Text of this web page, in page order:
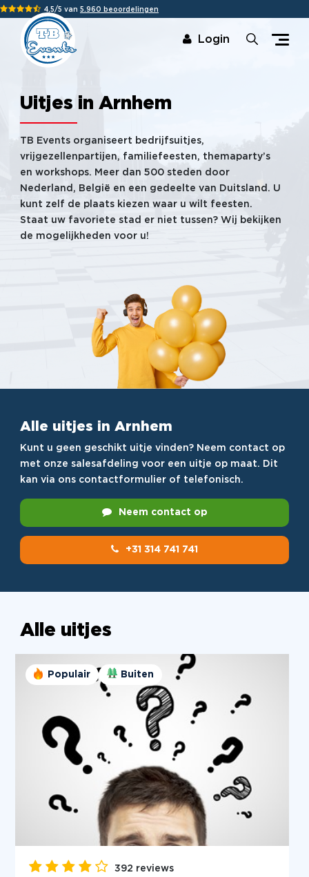
4,5/5 van 5.960 beoordelingen
Login
Uitjes in Arnhem
TB Events organiseert bedrijfsuitjes,
vrijgezellenpartijen, familiefeesten, themaparty’s
en workshops. Meer dan 500 steden door
Nederland, België en een gedeelte van Duitsland. U
kunt zelf de plaats kiezen waar u wilt feesten.
Staat uw favoriete stad er niet tussen? Wij bekijken
de mogelijkheden voor u!
Alle uitjes in Arnhem
Kunt u geen geschikt uitje vinden? Neem contact op
met onze salesafdeling voor een uitje op maat. Dit
kan via ons contactformulier of telefonisch.
Neem contact op
+31 314 741 741
Alle uitjes
Populair Buiten
392 reviews